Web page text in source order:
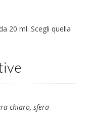
20 ml. Scegli quella
chiaro, sfera